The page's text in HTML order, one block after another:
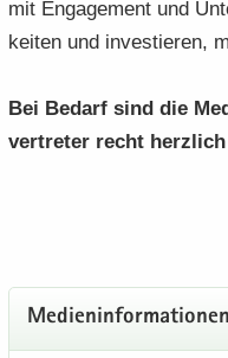
mit En­ga­ge­ment und
kei­ten und in­ves­tie­ren,
Bei Be­darf sind die
ver­tre­ter recht herz­lich